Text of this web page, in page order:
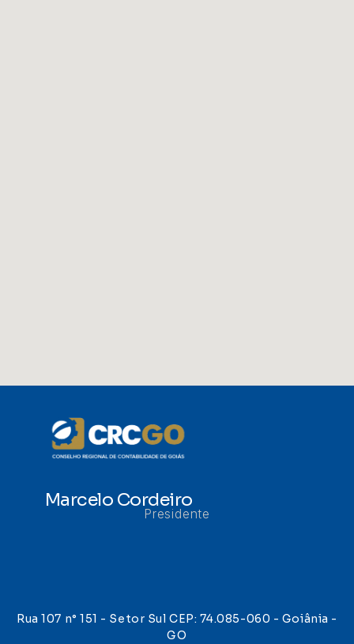
Marcelo Cordeiro
Presidente
Rua 107 n° 151 - Setor Sul CEP: 74.085-060 - Goiânia -
GO